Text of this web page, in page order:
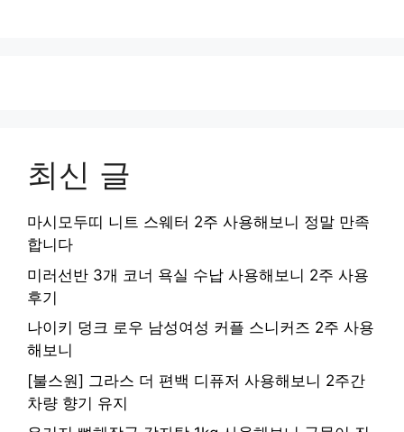
최신 글
마시모두띠 니트 스웨터 2주 사용해보니 정말 만족
합니다
미러선반 3개 코너 욕실 수납 사용해보니 2주 사용
후기
나이키 덩크 로우 남성여성 커플 스니커즈 2주 사용
해보니
[불스원] 그라스 더 편백 디퓨저 사용해보니 2주간
차량 향기 유지